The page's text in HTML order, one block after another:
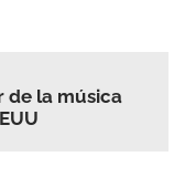
de la música